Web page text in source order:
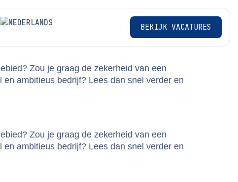
BEKIJK VACATURES
Zou je graag de zekerheid van een
ambitieus bedrijf? Lees dan snel verder en
Zou je graag de zekerheid van een
ambitieus bedrijf? Lees dan snel verder en